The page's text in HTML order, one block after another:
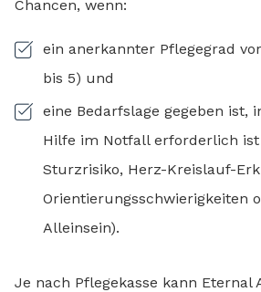
Chancen, wenn:
ein anerkannter Pflegegrad
bis 5) und
eine Bedarfslage gegeben ist,
Hilfe im Notfall erforderlich
Sturzrisiko, Herz-Kreislauf-
Orientierungsschwierigkeiten
Alleinsein).
Je nach Pflegekasse kann Eternal